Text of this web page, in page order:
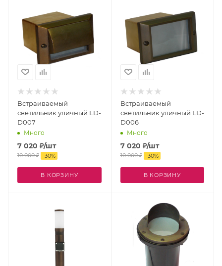
Встраиваемый
светильник уличный LD-
D007
Много
7 020 ₽/шт
10 000₽ -30%
В КОРЗИНУ
Встраиваемый
светильник уличный LD-
D006
Много
7 020 ₽/шт
10 000₽ -30%
В КОРЗИНУ